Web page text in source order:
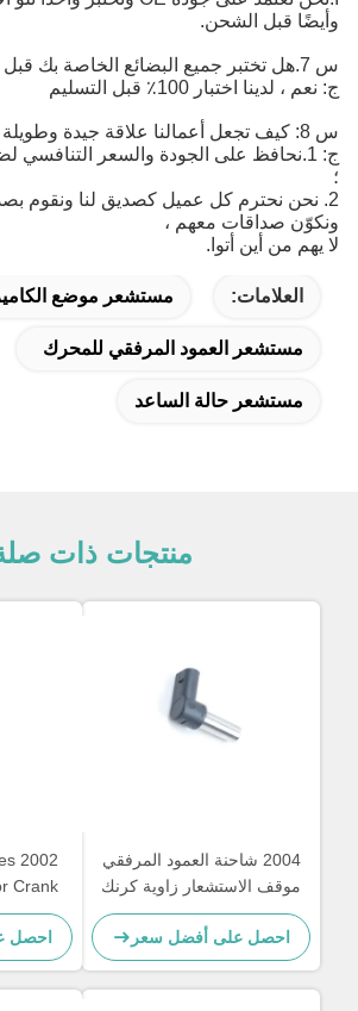
قبل الشحن.
اختبار 100٪ قبل التسليم
1.نحافظ على الجودة والسعر التنافسي لضمان
نحترم كل عميل كصديق لنا ونقوم بصدق
صداقات معهم ،
من أين أتوا.
العلامات: مستشعر موضع الكاميرا
مستشعر العمود المرفقي للمحرك
مستشعر حالة الساعد
منتجات ذات صلة
2004 شاحنة العمود المرفقي
موقف الاستشعار زاوية كرنك
لمرسيدس بنز 0011533120
احصل على أفضل سعر
Mercedes
Sensor Crank
A0011532120
احصل على